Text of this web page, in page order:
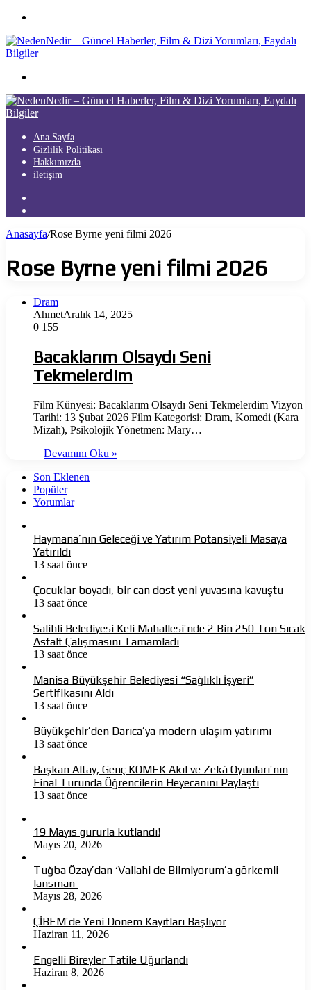
...
Ana Sayfa
Gizlilik Politikası
Hakkımızda
iletişim
...
Anasayfa/Rose Byrne yeni filmi 2026
Rose Byrne yeni filmi 2026
Dram
AhmetAralık 14, 2025
0 155
Bacaklarım Olsaydı Seni
Tekmelerdim
Film Künyesi: Bacaklarım Olsaydı Seni Tekmelerdim Vizyon
Tarihi: 13 Şubat 2026 Film Kategorisi: Dram, Komedi (Kara
Mizah), Psikolojik Yönetmen: Mary…
Devamını Oku »
Son Eklenen
Popüler
Yorumlar
Haymana’nın Geleceği ve Yatırım Potansiyeli Masaya
Yatırıldı
13 saat önce
Çocuklar boyadı, bir can dost yeni yuvasına kavuştu
13 saat önce
Salihli Belediyesi Keli Mahallesi’nde 2 Bin 250 Ton Sıcak
Asfalt Çalışmasını Tamamladı
13 saat önce
Manisa Büyükşehir Belediyesi “Sağlıklı İşyeri”
Sertifikasını Aldı
13 saat önce
Büyükşehir’den Darıca’ya modern ulaşım yatırımı
13 saat önce
Başkan Altay, Genç KOMEK Akıl ve Zekâ Oyunları’nın
Final Turunda Öğrencilerin Heyecanını Paylaştı
13 saat önce
19 Mayıs gururla kutlandı!
Mayıs 20, 2026
Tuğba Özay’dan ‘Vallahi de Bilmiyorum’a görkemli
lansman
Mayıs 28, 2026
ÇİBEM’de Yeni Dönem Kayıtları Başlıyor
Haziran 11, 2026
Engelli Bireyler Tatile Uğurlandı
Haziran 8, 2026